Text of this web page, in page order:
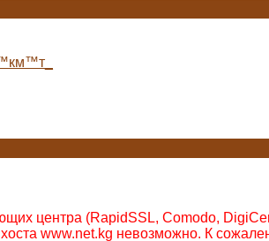
центра (RapidSSL, Comodo,
www.net.kg невозможно. К